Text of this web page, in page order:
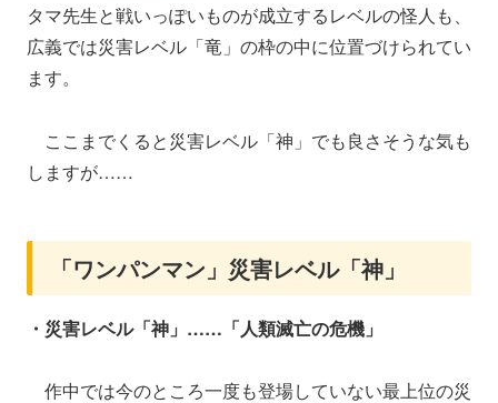
タマ先生と戦いっぽいものが成立するレベルの怪人も、
広義では災害レベル「竜」の枠の中に位置づけられてい
ます。
ここまでくると災害レベル「神」でも良さそうな気も
しますが……
「ワンパンマン」災害レベル「神」
・災害レベル「神」……「人類滅亡の危機」
作中では今のところ一度も登場していない最上位の災